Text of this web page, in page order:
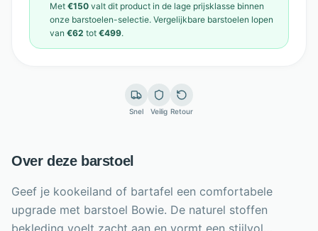
Met €150 valt dit product in de lage prijsklasse binnen
onze barstoelen-selectie. Vergelijkbare barstoelen lopen
van €62 tot €499.
Snel Veilig Retour
Over deze barstoel
Geef je kookeiland of bartafel een comfortabele
upgrade met barstoel Bowie. De naturel stoffen
bekleding voelt zacht aan en vormt een stijlvol